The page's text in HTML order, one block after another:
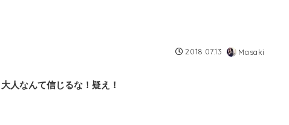
2018.07.13 Masaki
大人なんて信じるな！疑え！